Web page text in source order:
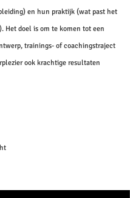
en hun praktijk (wat past het
Het doel is om te komen tot een
trainings- of coachingstraject
ook krachtige resultaten